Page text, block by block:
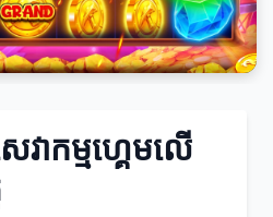
វាកម្មហ្គេមលើ